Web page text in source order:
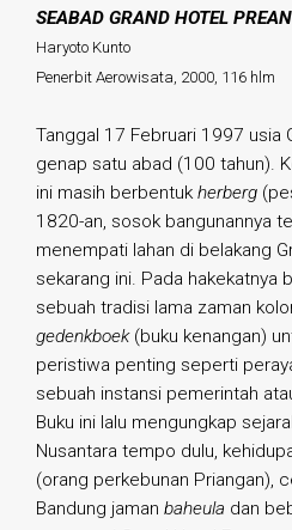
SEABAD GRAND HOTEL
Haryoto Kunto
Penerbit Aerowisata, 2000, 116 hlm
Tanggal 17 Februari 1997 usia
genap satu abad (100 tahun).
ini masih berbentuk herberg
1820-an, sosok bangunannya
menempati lahan di belakang
sekarang ini. Pada hakekatnya
sebuah tradisi lama zaman
gedenkboek (buku kenangan)
peristiwa penting seperti
sebuah instansi pemerintah
Buku ini lalu mengungkap
Nusantara tempo dulu,
(orang perkebunan Priangan),
Bandung jaman baheula dan